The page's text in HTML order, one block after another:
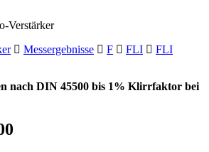
Verstärker
Messergebnisse F FLI
FLI
nach DIN 45500 bis 1% Klirrfaktor bei